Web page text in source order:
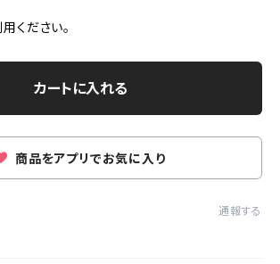
ください。
カートに入れる
商品をアプリでお気に入り
通報する